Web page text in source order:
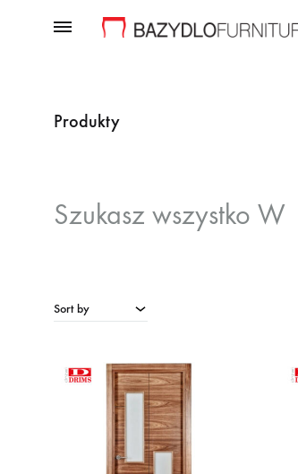
Menu
Produkty
Szukasz wszystko W
Sort by